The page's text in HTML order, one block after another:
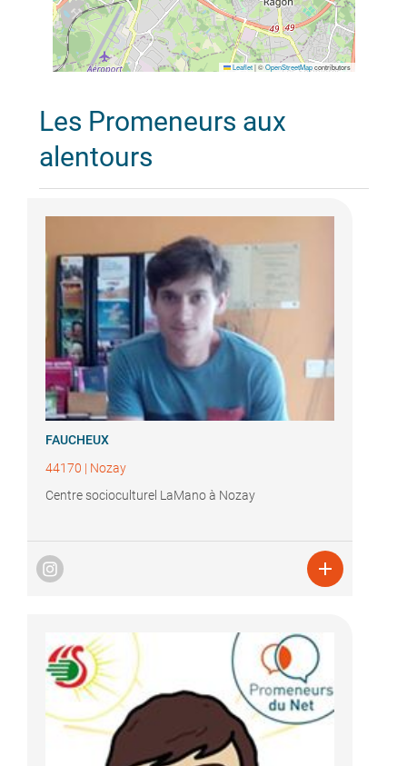
Leaflet |©OpenStreetMapcontributors
Les Promeneurs aux
alentours
FAUCHEUX
44170 | Nozay
Centre socioculturel LaMano à Nozay
